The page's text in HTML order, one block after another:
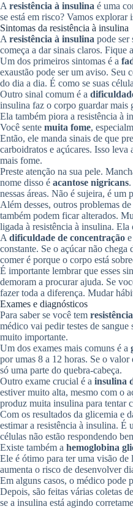
Aresistência à insulina é uma
se está em risco? Vamos explorar
Sintomas da resistência à insulina
Aresistência à insulina pode ser
começa a dar sinais claros. Fique
Um dos primeiros sintomas é a
exaustão pode ser um aviso. Seu
do dia a dia. É como se suas
Outro sinal comum é a
insulina faz o corpo guardar mais
Ela também piora a resistência à
Você sente muita fome,
Então, ele manda sinais de que
carboidratos e açúcares. Isso leva
mais fome.
Preste atenção na sua pele.
nome disso é acantose nigricans
nessas áreas. Não é sujeira, é um
Além desses, outros problemas
também podem ficar alterados.
ligada à resistência à insulina.
Adificuldade de concentração
constante. Se o açúcar não
comer é porque o corpo está
É importante lembrar que esses
demoram a procurar ajuda. Se
fazer toda a diferença. Mudar
Exames e diagnósticos
Para saber se você tem
médico vai pedir testes de
muito importante.
Um dos exames mais comuns é a
por umas 8 a 12 horas. Se o
só uma parte do quebra-cabeça.
Outro exame crucial é a insulina
estiver muito alta, mesmo com o
produz muita insulina para tentar
Com os resultados da glicemia e
estimar a resistência à insulina.
células não estão respondendo
Existe também a hemoglobina
Ele é ótimo para ter uma visão
aumenta o risco de desenvolver
Em alguns casos, o médico pode
Depois, são feitas várias coletas
se a insulina está agindo